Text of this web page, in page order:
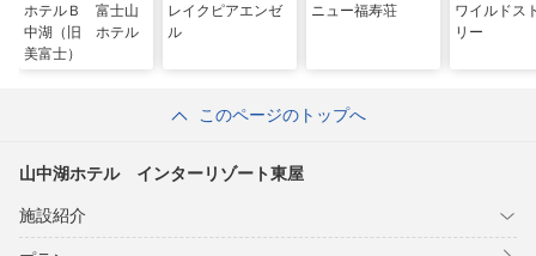
ホテルＢ 富士山
中湖（旧 ホテル
美富士）
レイクピアエンゼ
ル
ニュー福寿荘
ワイルドス
リー
このページのトップへ
山中湖ホテル インターリゾート東屋
施設紹介